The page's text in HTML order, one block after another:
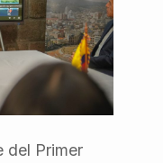
del Primer